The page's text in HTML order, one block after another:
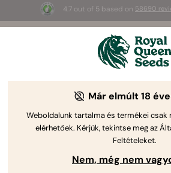
4.7 out of 5 based on 58690
Summer Sales: până la
la produsele selectate! ⏤
Kannabisz Termesztési Kalauz a
Termesztési útmutató témák
Már elmúlt 18
Weboldalunk tartalma és termékei csak
elérhetőek. Kérjük, tekintse meg az
Feltételeket.
Nem, még nem